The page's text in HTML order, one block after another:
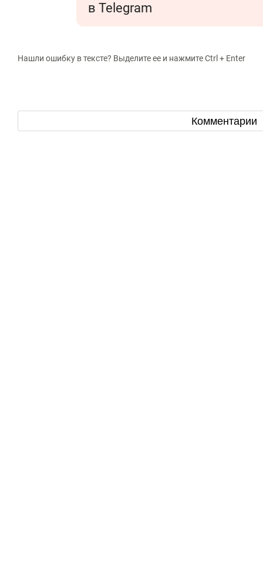
в Telegram
Нашли ошибку в тексте? Выделите ее и нажмите Ctrl + Enter
Комментарии